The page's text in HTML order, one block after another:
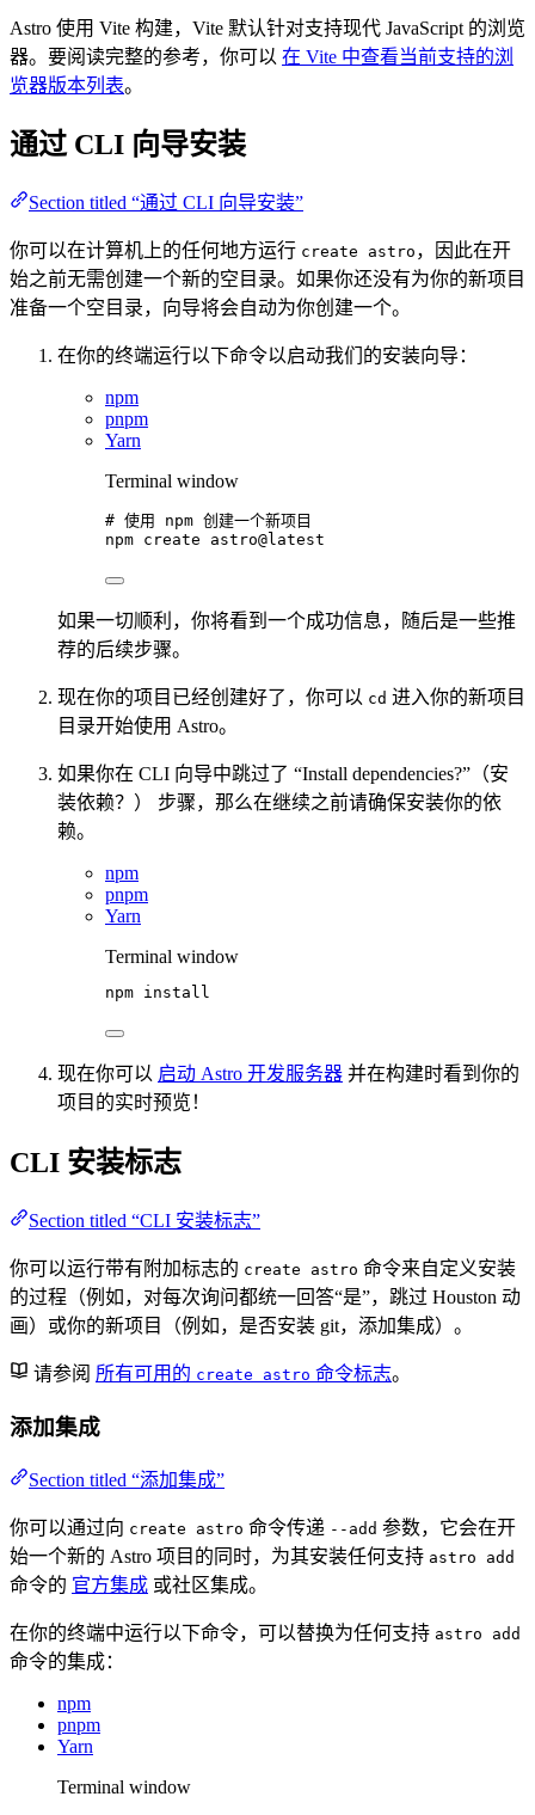
Astro 使用 Vite 构建，Vite 默认针对支持现代 JavaScript 的浏览
器。要阅读完整的参考，你可以 在 Vite 中查看当前支持的浏
览器版本列表。
通过 CLI 向导安装
Section titled “通过 CLI 向导安装”
你可以在计算机上的任何地方运行 create astro ，因此在开
始之前无需创建一个新的空目录。如果你还没有为你的新项目
准备一个空目录，向导将会自动为你创建一个。
在你的终端运行以下命令以启动我们的安装向导：
npm
pnpm
Yarn
Terminal window
# 使用 npm 创建一个新项目
npm create astro@latest
如果一切顺利，你将看到一个成功信息，随后是一些推
荐的后续步骤。
现在你的项目已经创建好了，你可以 cd 进入你的新项目
目录开始使用 Astro。
如果你在 CLI 向导中跳过了 “Install dependencies?”（安
装依赖？） 步骤，那么在继续之前请确保安装你的依
赖。
npm
pnpm
Yarn
Terminal window
npm install
现在你可以 启动 Astro 开发服务器 并在构建时看到你的
项目的实时预览！
CLI 安装标志
Section titled “CLI 安装标志”
你可以运行带有附加标志的 create astro 命令来自定义安装
的过程（例如，对每次询问都统一回答“是”，跳过 Houston 动
画）或你的新项目（例如，是否安装 git，添加集成）。
请参阅 所有可用的 create astro 命令标志。
添加集成
Section titled “添加集成”
你可以通过向 create astro 命令传递 --add 参数，它会在开
始一个新的 Astro 项目的同时，为其安装任何支持 astro add
命令的 官方集成 或社区集成。
在你的终端中运行以下命令，可以替换为任何支持 astro add
命令的集成：
npm
pnpm
Yarn
Terminal window